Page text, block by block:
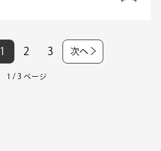
1 2 3 次へ
1 / 3 ページ